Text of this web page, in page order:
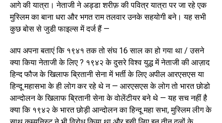
आगे की यात्रा। नेताजी ने अड्डा शरीफ़ की पवित्र यात्रा पर जा रहे एक
मुस्लिम का बाना धरा और भगत राम तलवार उनके सहयोगी बने। यह सभी
कुछ बोस से जुडी फाइल्स में दर्ज हैं —
आप अपना बताएं कि १९४१ तक तो संघ 16 साल का हो गया था / उसने
क्या किया नेताजी के लिए ? १९४२ के दुसरे विश्व युद्ध में नेताजी की आज़ाद
हिन्द फौज के खिलाफ ब्रितानी सेना में भर्ती के लिए अपील आरएसएस या
हिन्दू महासभा के ही लोग कर रहे थे न — आरएसएस के लोग तो भारत छोडो
आन्दोलन के खिलाफ ब्रितानी सेना के वोलेंटीयर बने थे — यह सच नहीं है
क्या कि १९४२ के भारत छोड़ी आन्दोलन का हिन्दू महा सभा, मुस्लिम लीग के